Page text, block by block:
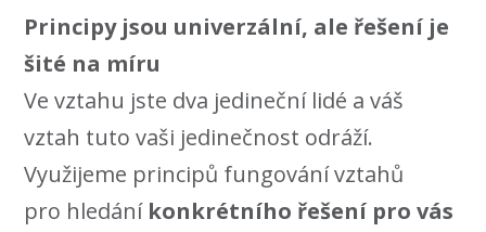
Principy jsou univerzální, ale řešení je
šité na míru
Ve vztahu jste dva jedineční lidé a váš
vztah tuto vaši jedinečnost odráží.
Využijeme principů fungování vztahů
pro hledání konkrétního řešení pro vás